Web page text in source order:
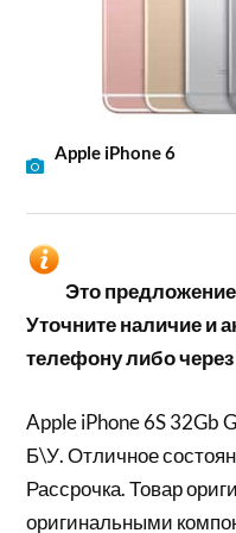
Apple iPhone 6
Это
Уточните наличие и
телефону либо через
Apple iPhone 6S 32Gb
Б\У. Отличное
Рассрочка. Товар
оригинальными